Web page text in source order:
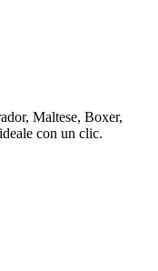
Maltese, Boxer,
con un clic.